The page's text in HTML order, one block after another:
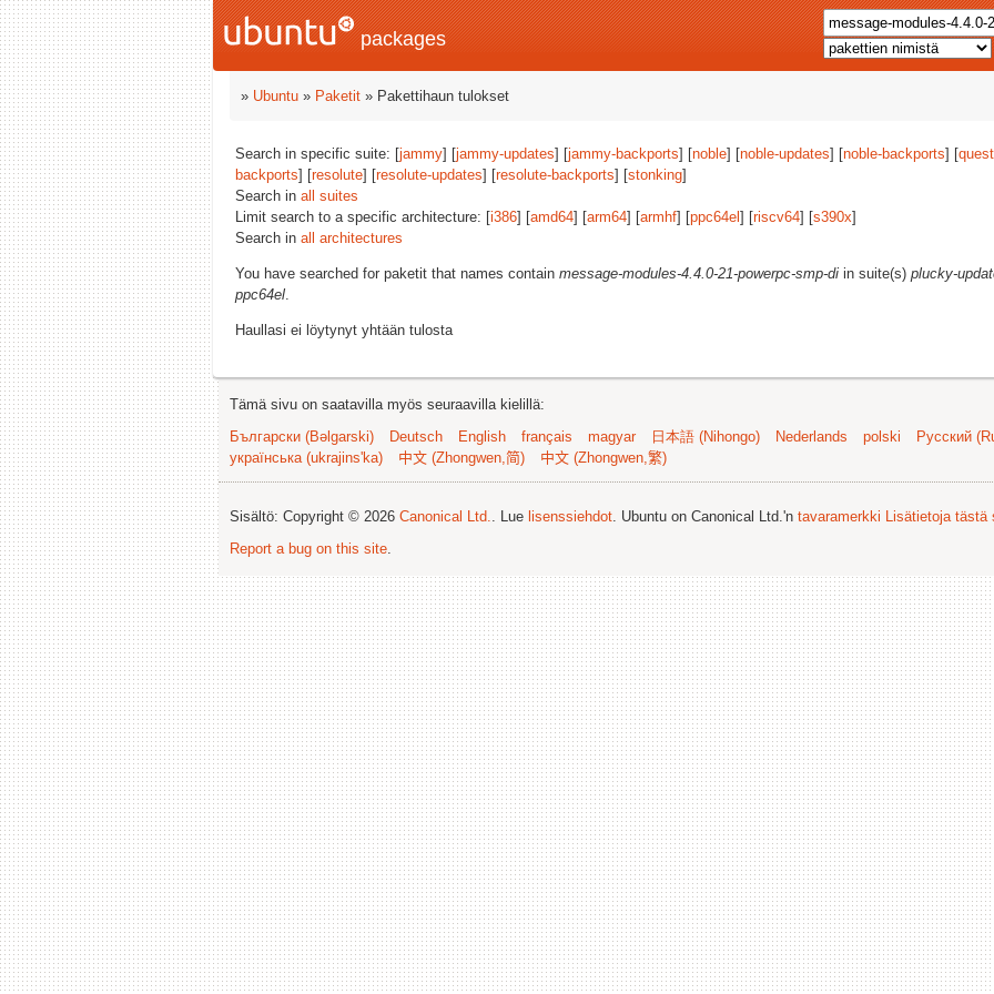
packages
» Ubuntu » Paketit » Pakettihaun tulokset
Search in specific suite: [jammy] [jammy-updates] [jammy-backports] [noble] [noble-updates] [noble-backports] [
backports] [resolute] [resolute-updates] [resolute-backports] [stonking]
Search in all suites
Limit search to a specific architecture: [i386] [amd64] [arm64] [armhf] [ppc64el ] [riscv64] [s390x]
Search in all architectures
You have searched for paketit that names contain message-modules-4.4.0-21-powerpc-smp-di in suite(s) plucky-
ppc64el.
Haullasi ei löytynyt yhtään tulosta
Tämä sivu on saatavilla myös seuraavilla kielillä:
Български (Bəlgarski)
Deutsch English français magyar 日本語 (Nihongo) Nederlands polski Русский
українська (ukrajins'ka)
中文 (Zhongwen,简) 中文 (Zhongwen,繁)
Sisältö: Copyright © 2026 Canonical Ltd.. Lue lisenssiehdot. Ubuntu on Canonical Ltd.'n tavaramerkki Lisätietoja tästä
Report a bug on this site.